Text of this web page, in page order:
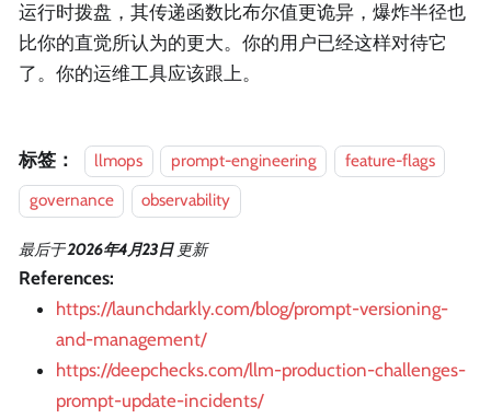
运行时拨盘，其传递函数比布尔值更诡异，爆炸半径也
比你的直觉所认为的更大。你的用户已经这样对待它
了。你的运维工具应该跟上。
标签： llmops prompt-engineering
feature-flags
governance
observability
最后于2026年4月23日 更新
References:
https://launchdarkly.com/blog/prompt-versioning-
and-management/
https://deepchecks.com/llm-production-challenges-
prompt-update-incidents/